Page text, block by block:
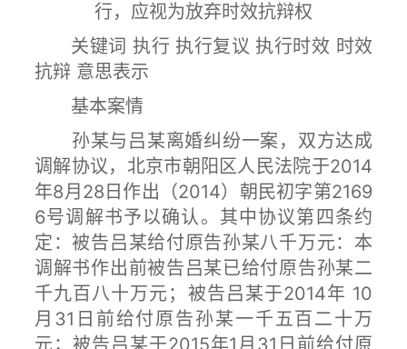
行，应视为放弃时效抗辩权
关键词 执行 执行复议 执行时效 时效
抗辩 意思表示
基本案情
孙某与吕某离婚纠纷一案，双方达成
调解协议，北京市朝阳区人民法院于2014
年8月28日作出（2014）朝民初字第2169
6号调解书予以确认。其中协议第四条约
定：被告吕某给付原告孙某八千万元：本
调解书作出前被告吕某已给付原告孙某二
千九百八十万元；被告吕某于2014年 10
月31日前给付原告孙某一千五百二十万
元；被告吕某于2015年1月31日前给付原